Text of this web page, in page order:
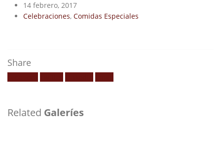
14 febrero, 2017
Celebraciones, Comidas Especiales
Share
Related Galeríes